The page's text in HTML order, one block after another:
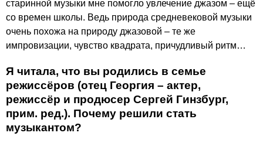
старинной музыки мне помогло увлечение джазом – ещё
со времен школы. Ведь природа средневековой музыки
очень похожа на природу джазовой – те же
импровизации, чувство квадрата, причудливый ритм…
Я читала, что вы родились в семье
режиссёров (отец Георгия – актер,
режиссёр и продюсер Сергей Гинзбург,
прим. ред.). Почему решили стать
музыкантом?